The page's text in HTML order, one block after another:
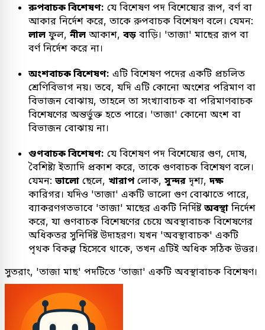
রুপবাচক বিশেষণ: যে বিশেষণ পদ বিশেষ্যের রূপ, বর্ণ বা
আকার নির্দেশ করে, তাকে রুপবাচক বিশেষণ বলে। যেমন:
লাল ফুল, নীল আকাশ, বড় বাড়ি। 'তাজা' মাছের রূপ বা
বর্ণ নির্দেশ করে না।
অংশবাচক বিশেষণ: এটি বিশেষণ পদের একটি প্রচলিত
শ্রেণিবিভাগ নয়। তবে, যদি এটি কোনো অংশের পরিমাণ বা
বিভাজন বোঝায়, তাহলে তা সংখ্যাবাচক বা পরিমাণবাচক
বিশেষণের অন্তর্ভুক্ত হতে পারে। 'তাজা' কোনো অংশ বা
বিভাজন বোঝায় না।
গুণবাচক বিশেষণ: যে বিশেষণ পদ বিশেষ্যের গুণ, দোষ,
বৈশিষ্ট্য ইত্যাদি প্রকাশ করে, তাকে গুণবাচক বিশেষণ বলে।
যেমন: ভালো ছেলে, খারাপলোক, সুন্দর দৃশ্য, দক্ষ
কারিগর। যদিও 'তাজা' একটি ভালো গুণ বোঝাতে পারে,
ব্যাকরণগতভাবে 'তাজা' মাছের একটি নির্দিষ্ট অবস্থা নির্দেশ
করে, যা গুণবাচক বিশেষণের চেয়ে অবস্থাবাচক বিশেষণের
অধিকতর সুনির্দিষ্ট উদাহরণ। যখন 'অবস্থাবাচক' একটি
পৃথক বিকল্প হিসেবে থাকে, তখন এটিই অধিক সঠিক উত্তর।
সুতরাং, 'তাজা মাছ' পদটিতে 'তাজা' একটি অবস্থাবাচক বিশেষণ।